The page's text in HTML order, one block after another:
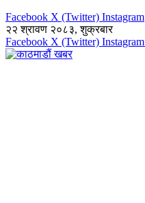
Facebook X (Twitter) Instagram
२२ श्रावण २०८३, शुक्रबार
Facebook X (Twitter) Instagram